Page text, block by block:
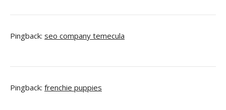
Pingback: seo company temecula
Pingback: frenchie puppies